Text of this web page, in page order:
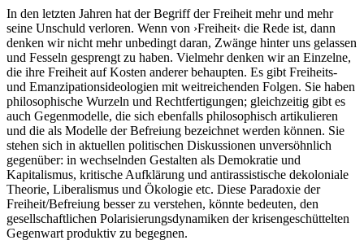
In den letzten Jahren hat der Begriff der Freiheit mehr und mehr
seine Unschuld verloren. Wenn von ›Freiheit‹ die Rede ist, dann
denken wir nicht mehr unbedingt daran, Zwänge hinter uns gelassen
und Fesseln gesprengt zu haben. Vielmehr denken wir an Einzelne,
die ihre Freiheit auf Kosten anderer behaupten. Es gibt Freiheits-
und Emanzipationsideologien mit weitreichenden Folgen. Sie haben
philosophische Wurzeln und Rechtfertigungen; gleichzeitig gibt es
auch Gegenmodelle, die sich ebenfalls philosophisch artikulieren
und die als Modelle der Befreiung bezeichnet werden können. Sie
stehen sich in aktuellen politischen Diskussionen unversöhnlich
gegenüber: in wechselnden Gestalten als Demokratie und
Kapitalismus, kritische Aufklärung und antirassistische dekoloniale
Theorie, Liberalismus und Ökologie etc. Diese Paradoxie der
Freiheit/Befreiung besser zu verstehen, könnte bedeuten, den
gesellschaftlichen Polarisierungsdynamiken der krisengeschüttelten
Gegenwart produktiv zu begegnen.